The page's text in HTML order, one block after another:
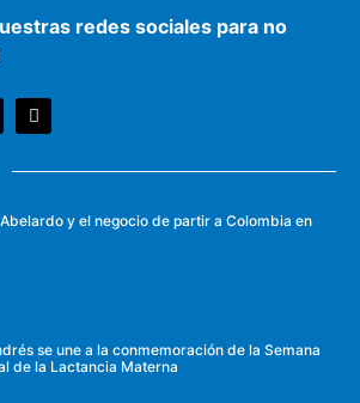
redes sociales para no
y el negocio de partir a Colombia en
se une a la conmemoración de la Semana
de la Lactancia Materna